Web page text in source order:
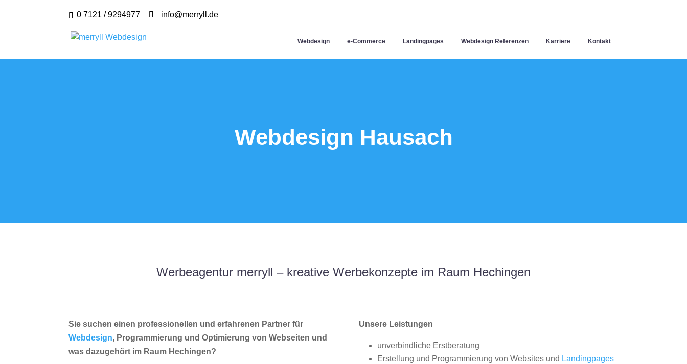
0 7121 / 9294977 info@merryll.de
Webdesign e-Commerce Landingpages Webdesign Referenzen Karriere Kontakt
Webdesign Hausach
Werbeagentur merryll – kreative Werbekonzepte im Raum Hechingen
Sie suchen einen professionellen und erfahrenen Partner für
Webdesign, Programmierung und Optimierung von Webseiten und
was dazugehört im Raum Hechingen?
Unsere Leistungen
unverbindliche Erstberatung
Erstellung und Programmierung von Websites und Landingpages